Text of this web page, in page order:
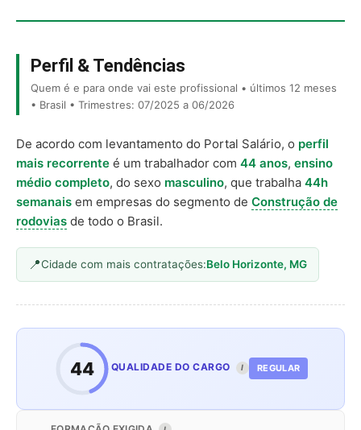
Perfil & Tendências
Quem é e para onde vai este profissional • últimos 12 meses
• Brasil • Trimestres: 07/2025 a 06/2026
De acordo com levantamento do Portal Salário, o perfil
mais recorrente é um trabalhador com 44 anos, ensino
médio completo, do sexo masculino, que trabalha 44h
semanais em empresas do segmento de Construção de
rodovias de todo o Brasil.
Cidade com mais contratações:Belo Horizonte, MG
44 QUALIDADE DO CARGO I REGULAR